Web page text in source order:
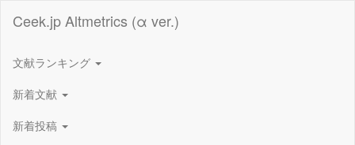
Ceek.jp Altmetrics (α ver.)
文献ランキング
新着文献
新着投稿